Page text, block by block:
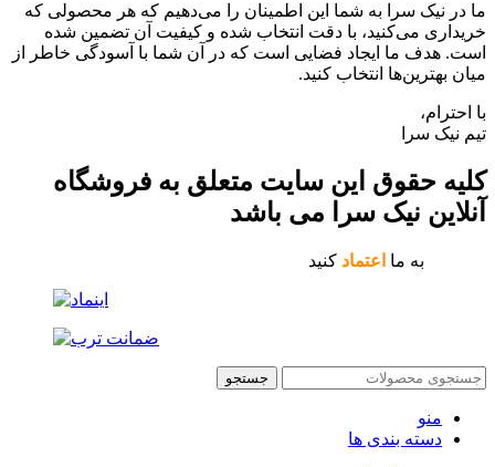
ما در نیک سرا به شما این اطمینان را می‌دهیم که هر محصولی که
خریداری می‌کنید، با دقت انتخاب شده و کیفیت آن تضمین شده
است. هدف ما ایجاد فضایی است که در آن شما با آسودگی خاطر از
میان بهترین‌ها انتخاب کنید.
با احترام،
تیم نیک سرا
کلیه حقوق این سایت متعلق به فروشگاه
آنلاین نیک سرا می باشد
به ما اعتماد کنید
جستجو
منو
دسته بندی ها